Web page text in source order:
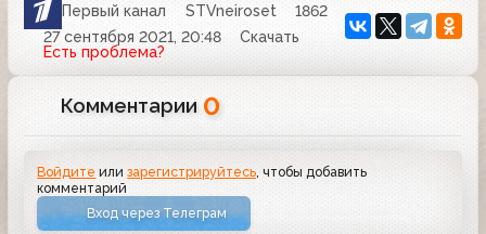
Первый канал STVneiroset
1862
27 сентября 2021, 20:48
Скачать
Есть проблема?
Комментарии 0
Войдите илизарегистрируйтесь, чтобы добавить
комментарий
Вход через Телеграм